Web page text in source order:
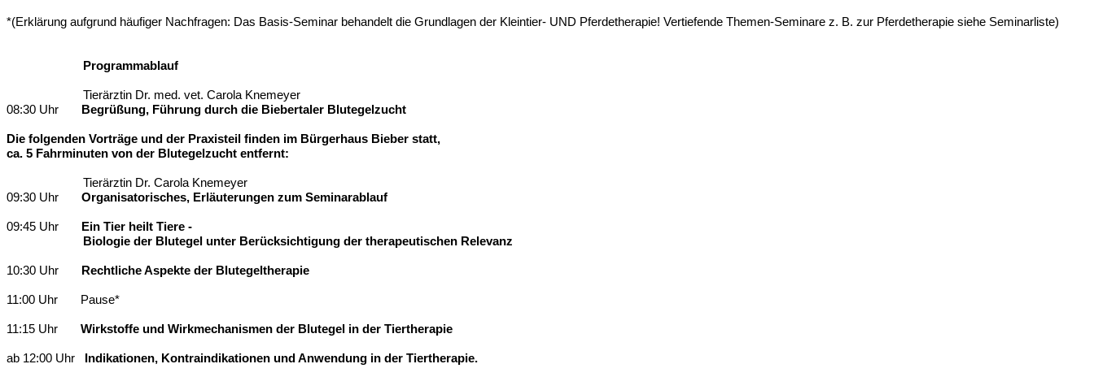
*(Erklärung aufgrund häufiger Nachfragen: Das Basis-Seminar behandelt die Grundlagen der Kleintier- UND Pferdetherapie! Vertiefende Themen-Seminare z. B. zur Pferdetherapie siehe Seminarliste)
Programmablauf
Tierärztin Dr. med. vet. Carola Knemeyer
08:30 Uhr
Begrüßung, Führung durch die Biebertaler Blutegelzucht
Die folgenden Vorträge und der Praxisteil finden im Bürgerhaus Bieber statt,
ca. 5 Fahrminuten von der Blutegelzucht entfernt:
Tierärztin Dr. Carola Knemeyer
09:30 Uhr Organisatorisches, Erläuterungen zum Seminarablauf
09:45 Uhr
Ein Tier heilt Tiere -
Biologie der Blutegel unter Berücksichtigung der therapeutischen Relevanz
10:30 Uhr Rechtliche Aspekte der Blutegeltherapie
11:00 Uhr Pause*
11:15 Uhr Wirkstoffe und Wirkmechanismen der Blutegel in der Tiertherapie
ab 12:00 Uhr Indikationen, Kontraindikationen und Anwendung in der Tiertherapie.